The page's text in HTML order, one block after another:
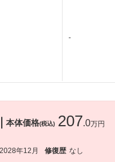
-
本体価格(税込) 207.0万円
2028年12月 修復歴 なし